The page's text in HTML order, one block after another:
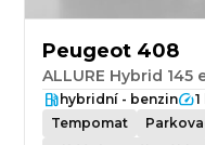
Peugeot 408
ALLURE Hybrid 145
hybridní - benzin
Tempomat